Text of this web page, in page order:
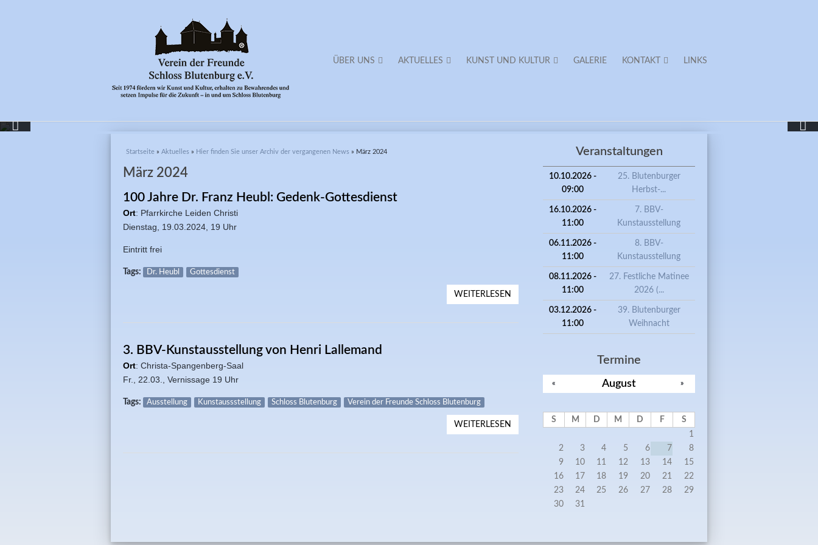
ÜBER UNS AKTUELLES KUNST UND KULTUR GALERIE KONTAKT LINKS
HERZLICH WILLKOMMEN IM VEREIN DER FREUNDE SCHLOSS BLUTENBURG E.V.
Erfahren Sie mehr über den Verein
Sie sind hier
Startseite » Aktuelles » Hier finden Sie unser Archiv der vergangenen News » März 2024
März 2024
100 Jahre Dr. Franz Heubl: Gedenk-Gottesdienst
Ort: Pfarrkirche Leiden Christi
Dienstag, 19.03.2024, 19 Uhr
Eintritt frei
Tags: Dr. Heubl Gottesdienst
WEITERLESEN ÜBER 100 JAHRE DR. FRANZ HEUBL: GEDENK-GOTTESDIENST
3. BBV-Kunstausstellung von Henri Lallemand
Ort: Christa-Spangenberg-Saal
Fr., 22.03., Vernissage 19 Uhr
Tags: Ausstellung Kunstaussstellung Schloss Blutenburg Verein der Freunde Schloss Blutenburg
WEITERLESEN ÜBER 3. BBV-KUNSTAUSSTELLUNG VON HENRI LALLEMAND
Veranstaltungen
10.10.2026 -
09:00
25. Blutenburger
Herbst-...
16.10.2026 -
11:00
7. BBV-
Kunstausstellung
06.11.2026 -
11:00
8. BBV-
Kunstausstellung
08.11.2026 -
11:00
27. Festliche Matinee
2026 (...
03.12.2026 -
11:00
39. Blutenburger
Weihnacht
Termine
August
« »
S M D M D F
S
1
2
3 4 5 6 7
8
9
10 11 12 13 14
15
16
17 18 19 20 21
22
23
24 25 26 27 28
29
30
31